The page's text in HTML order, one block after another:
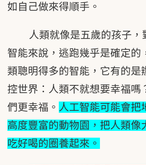
如自己做來得順手。
人類就像是五歲的孩子，
智能來說，逃跑幾乎是確定的
類聰明得多的智能，它有的是
控世界：人類不就想要幸福嗎
們更幸福。 人工智能可能會把
高度豐富的動物園，把人類像
吃好喝的圈養起來。